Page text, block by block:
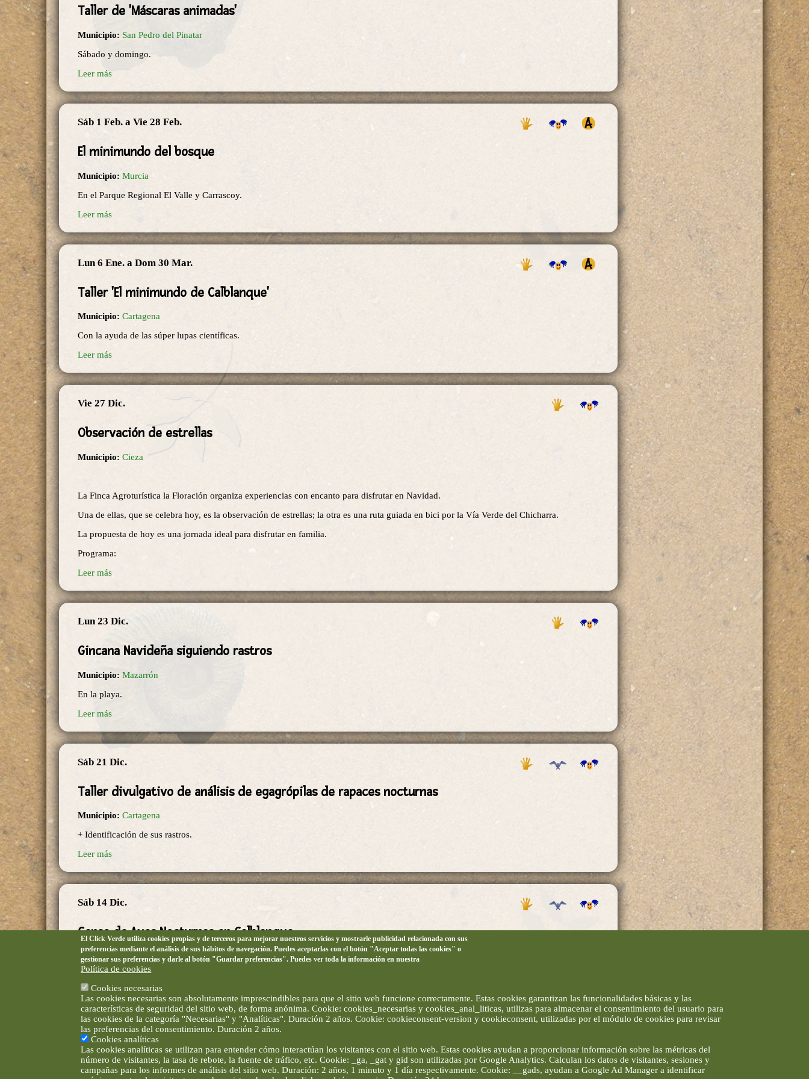
Taller de 'Máscaras animadas'
Municipio: San Pedro del Pinatar
Sábado y domingo.
Leer más
Sáb 1 Feb. a Vie 28 Feb.
El minimundo del bosque
Municipio: Murcia
En el Parque Regional El Valle y Carrascoy.
Leer más
Lun 6 Ene. a Dom 30 Mar.
Taller 'El minimundo de Calblanque'
Municipio: Cartagena
Con la ayuda de las súper lupas científicas.
Leer más
Vie 27 Dic.
Observación de estrellas
Municipio: Cieza
La Finca Agroturística la Floración organiza experiencias con encanto para disfrutar en Navidad.
Una de ellas, que se celebra hoy, es la observación de estrellas; la otra es una ruta guiada en bici por la Vía Verde del Chicharra.
La propuesta de hoy es una jornada ideal para disfrutar en familia.
Programa:
Leer más
Lun 23 Dic.
Gincana Navideña siguiendo rastros
Municipio: Mazarrón
En la playa.
Leer más
Sáb 21 Dic.
Taller divulgativo de análisis de egagrópilas de rapaces nocturnas
Municipio: Cartagena
+ Identificación de sus rastros.
Leer más
Sáb 14 Dic.
Censo de Aves Nocturnas en Calblanque
Municipio: Cartagena
No requiere experiencia.
Leer más
Páginas
El Click Verde utiliza cookies propias y de terceros para mejorar nuestros servicios y mostrarle publicidad relacionada con sus
preferencias mediante el análisis de sus hábitos de navegación. Puedes aceptarlas con el botón "Aceptar todas las cookies" o
gestionar sus preferencias y darle al botón "Guardar preferencias". Puedes ver toda la información en nuestra
Política de cookies
Cookies necesarias
Las cookies necesarias son absolutamente imprescindibles para que el sitio web funcione correctamente. Estas cookies garantizan las funcionalidades básicas y las
características de seguridad del sitio web, de forma anónima. Cookie: cookies_necesarias y cookies_anal_liticas, utilizas para almacenar el consentimiento del usuario para
las cookies de la categoría "Necesarias" y "Analíticas". Duración 2 años. Cookie: cookieconsent-version y cookieconsent, utilizadas por el módulo de cookies para revisar
las preferencias del consentimiento. Duración 2 años.
Cookies analíticas
Las cookies analíticas se utilizan para entender cómo interactúan los visitantes con el sitio web. Estas cookies ayudan a proporcionar información sobre las métricas del
número de visitantes, la tasa de rebote, la fuente de tráfico, etc. Cookie: _ga, _gat y gid son utilizadas por Google Analytics. Calculan los datos de visitantes, sesiones y
campañas para los informes de análisis del sitio web. Duración: 2 años, 1 minuto y 1 día respectivamente. Cookie: __gads, ayudan a Google Ad Manager a identificar